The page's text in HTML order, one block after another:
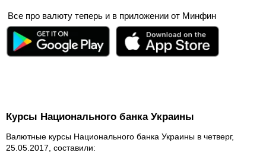
Все про валюту теперь и в приложении от Минфин
Курсы Национального банка Украины
Валютные курсы Национального банка Украины в четверг,
25.05.2017, составили: